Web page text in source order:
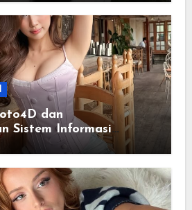
dan
Sistem Informasi